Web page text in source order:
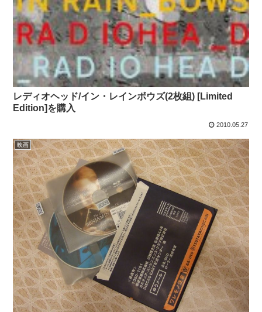
レディオヘッド/イン・レインボウズ(2枚組) [Limited
Edition]を購入
2010.05.27
映画